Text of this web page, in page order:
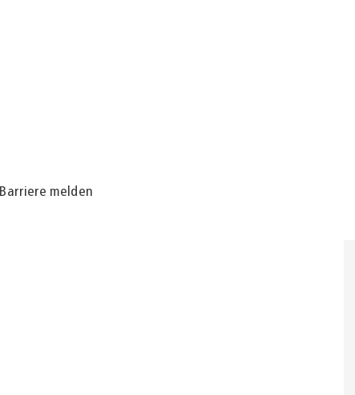
Barriere melden